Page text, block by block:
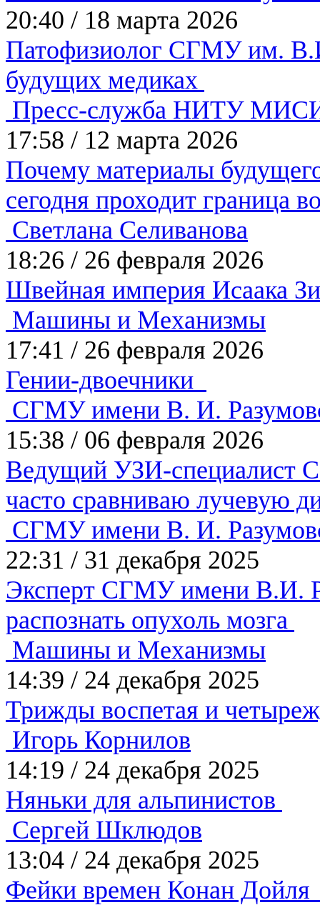
20:40 / 18 марта 2026
Патофизиолог СГМУ им.
будущих медиках
Пресс-служба НИТУ
17:58 / 12 марта 2026
Почему материалы
сегодня проходит граница
Светлана Селиванова
18:26 / 26 февраля 2026
Швейная империя Исаака
Машины и Механизмы
17:41 / 26 февраля 2026
Гении-двоечники
СГМУ имени В. И.
15:38 / 06 февраля 2026
Ведущий УЗИ-специалист
часто сравниваю лучевую
СГМУ имени В. И.
22:31 / 31 декабря 2025
Эксперт СГМУ имени В.И.
распознать опухоль мозга
Машины и Механизмы
14:39 / 24 декабря 2025
Трижды воспетая и
Игорь Корнилов
14:19 / 24 декабря 2025
Няньки для альпинистов
Сергей Шклюдов
13:04 / 24 декабря 2025
Фейки времен Конан